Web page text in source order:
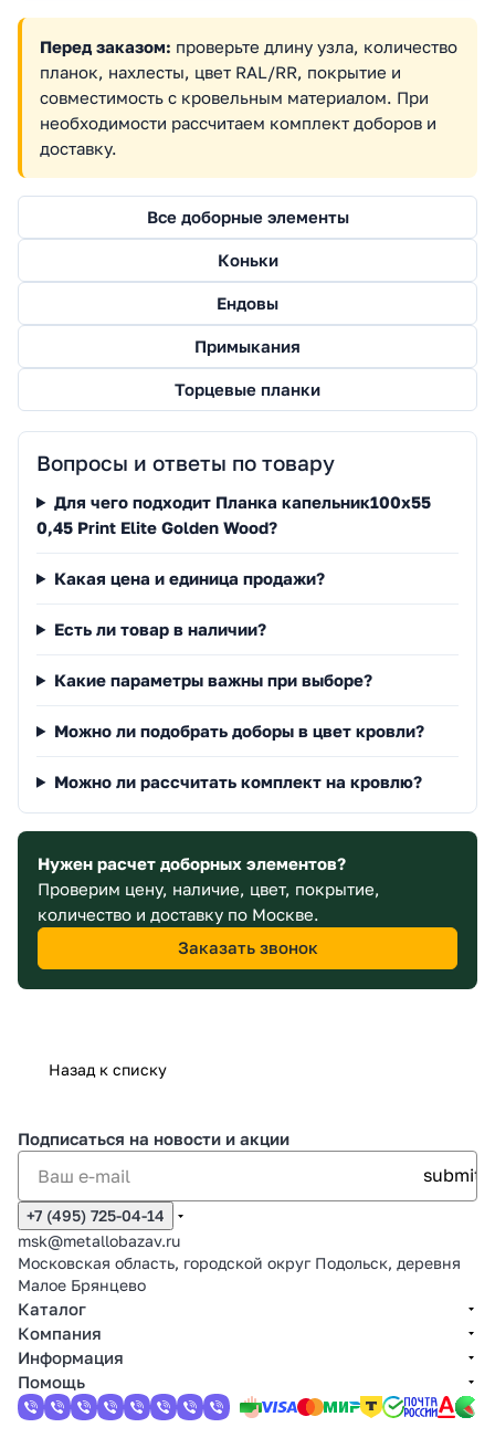
Перед заказом: проверьте длину узла, количество
планок, нахлесты, цвет RAL/RR, покрытие и
совместимость с кровельным материалом. При
необходимости рассчитаем комплект доборов и
доставку.
Все доборные элементы
Коньки
Ендовы
Примыкания
Торцевые планки
Вопросы и ответы по товару
Для чего подходит Планка капельник100х55
0,45 Print Elite Golden Wood?
Какая цена и единица продажи?
Есть ли товар в наличии?
Какие параметры важны при выборе?
Можно ли подобрать доборы в цвет кровли?
Можно ли рассчитать комплект на кровлю?
Нужен расчет доборных элементов?
Проверим цену, наличие, цвет, покрытие,
количество и доставку по Москве.
Заказать звонок
Назад к списку
Подписаться на новости и акции
+7 (495) 725-04-14
msk@metallobazav.ru
Московская область, городской округ Подольск, деревня
Малое Брянцево
Каталог
Компания
Информация
Помощь